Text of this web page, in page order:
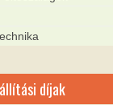
díjak